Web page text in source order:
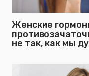
Женские
не так, как мы